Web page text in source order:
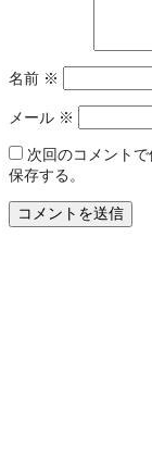
名前 ※
メール ※
次回のコメント
保存する。